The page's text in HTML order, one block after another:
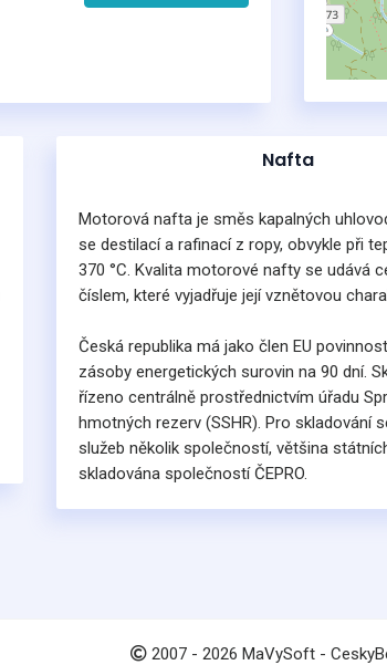
Nafta
Motorová nafta je směs kapalných
se destilací a rafinací z ropy, obvykle při
370 °C. Kvalita motorové nafty se udává
číslem, které vyjadřuje její vznětovou
Česká republika má jako člen EU
zásoby energetických surovin na 90 dní.
řízeno centrálně prostřednictvím úřadu
hmotných rezerv (SSHR). Pro skladování
služeb několik společností, většina
skladována společností ČEPRO.
2007 - 2026 MaVySoft -